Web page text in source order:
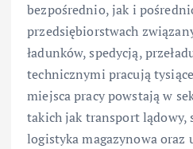
bezpośrednio, jak i
przedsiębiorstwach
ładunków, spedycją,
technicznymi pracują
miejsca pracy powstają w
takich jak transport lądowy,
logistyka magazynowa oraz